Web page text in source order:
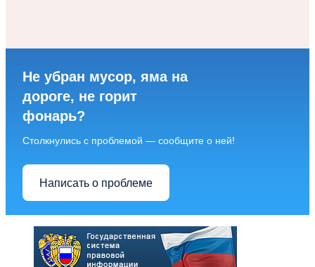
Не убран мусор, яма на
дороге, не горит
фонарь?
Столкнулись с проблемой — сообщите о ней!
Написать о проблеме